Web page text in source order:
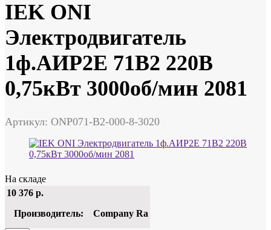
IEK ONI
Электродвигатель
1ф.АИР2Е 71B2 220В
0,75кВт 3000об/мин 2081
Артикул: ONP071-B2-000-8-3020
На складе
10 376 р.
Производитель:
Company Ra